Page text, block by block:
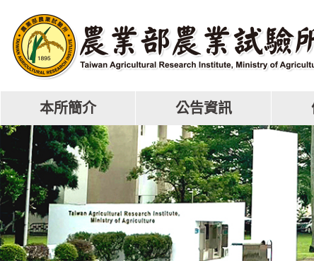
本所簡介 公告資訊